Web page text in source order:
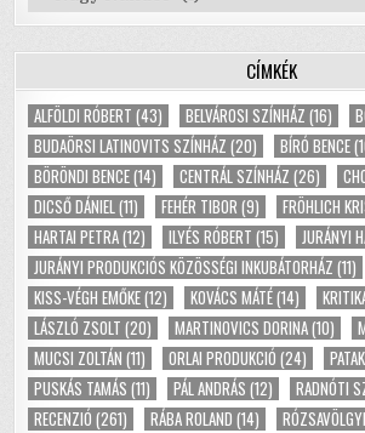
CÍMKÉK
ALFÖLDI RÓBERT (43) BELVÁROSI SZÍNHÁZ (16)
BUDAÖRSI LATINOVITS SZÍNHÁZ (20) BÍRÓ BENCE
BÖRÖNDI BENCE(14) CENTRÁL SZÍNHÁZ (26)
DICSŐ DÁNIEL(11) FEHÉR TIBOR (9) FRÖHLICH
HARTAI PETRA(12) ILYÉS RÓBERT (15) JURÁNYI
JURÁNYI PRODUKCIÓS KÖZÖSSÉGI INKUBÁTORHÁZ (11)
KISS-VÉGH EMŐKE(12) KOVÁCS MÁTÉ(14)
LÁSZLÓ ZSOLT (20) MARTINOVICS DORINA(10)
MUCSI ZOLTÁN (11) ORLAI PRODUKCIÓ (24)
PUSKÁS TAMÁS (11) PÁL ANDRÁS (12) RADNÓTI
RECENZIÓ (261) RÁBA ROLAND (14)